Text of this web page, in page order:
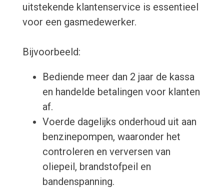
uitstekende klantenservice is essentieel
voor een gasmedewerker.
Bijvoorbeeld:
Bediende meer dan 2 jaar de kassa
en handelde betalingen voor klanten
af.
Voerde dagelijks onderhoud uit aan
benzinepompen, waaronder het
controleren en verversen van
oliepeil, brandstofpeil en
bandenspanning.